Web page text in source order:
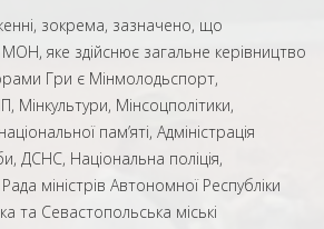
зокрема, зазначено, що
яке здійснює загальне керівництво
Гри є Мінмолодьспорт,
Мінсоцполітики,
пам’яті, Адміністрація
ДСНС, Національна поліція,
міністрів Автономної Республіки
та Севастопольська міські